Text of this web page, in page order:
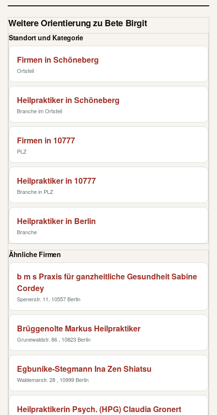
Weitere Orientierung zu Bete Birgit
Standort und Kategorie
Firmen in Schöneberg
Ortsteil
Heilpraktiker in Schöneberg
Branche im Ortsteil
Firmen in 10777
PLZ
Heilpraktiker in 10777
Branche in PLZ
Heilpraktiker in Berlin
Branche
Ähnliche Firmen
b m s Praxis für ganzheitliche Gesundheit Sabine
Cordey
Spenerstr. 11, 10557 Berlin
Brüggenolte Markus Heilpraktiker
Grunewaldstr. 86 , 10823 Berlin
Egbunike-Stegmann Ina Zen Shiatsu
Waldemarstr. 28 , 10999 Berlin
Heilpraktikerin Psych. (HPG) Claudia Gronert